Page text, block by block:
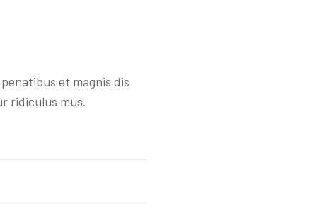
et magnis dis
ridiculus mus.